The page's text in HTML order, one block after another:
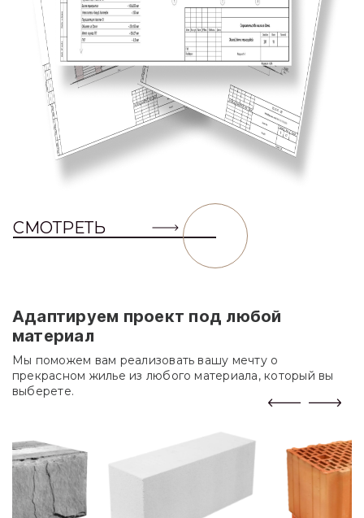
СМОТРЕТЬ
Адаптируем проект под любой
материал
Мы поможем вам реализовать вашу мечту о
прекрасном жилье из любого материала, который вы
выберете.